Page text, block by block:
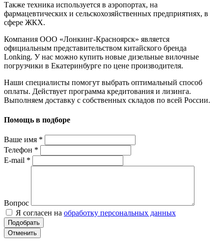
Также техника используется в аэропортах, на
фармацевтических и сельскохозяйственных предприятиях, в
сфере ЖКХ.
Компания ООО «Лонкинг-Красноярск» является
официальным представительством китайского бренда
Lonking. У нас можно купить новые дизельные вилочные
погрузчики в Екатеринбурге по цене производителя.
Наши специалисты помогут выбрать оптимальный способ
оплаты. Действует программа кредитования и лизинга.
Выполняем доставку с собственных складов по всей России.
Помощь в подборе
Ваше имя *
Телефон *
E-mail *
Вопрос
Я согласен на обработку персональных данных
Отменить